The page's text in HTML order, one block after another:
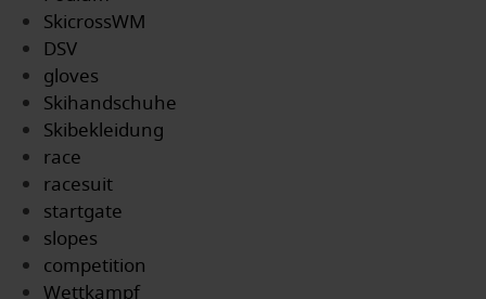
SkicrossWM
DSV
gloves
Skihandschuhe
Skibekleidung
race
racesuit
startgate
slopes
competition
Wettkampf